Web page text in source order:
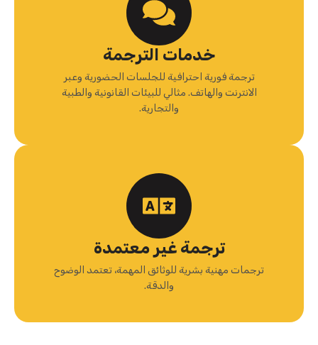
خدمات الترجمة
ترجمة فورية احترافية للجلسات الحضورية وعبر
الانترنت والهاتف. مثالي للبيئات القانونية والطبية
والتجارية.
ترجمة غير معتمدة
ترجمات مهنية بشرية للوثائق المهمة، تعتمد الوضوح
والدقة.